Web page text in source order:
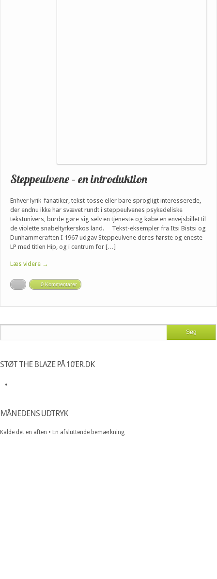
Steppeulvene – en introduktion
Enhver lyrik-fanatiker, tekst-tosse eller bare sprogligt interesserede,
der endnu ikke har svævet rundt i steppeulvenes psykedeliske
tekstunivers, burde gøre sig selv en tjeneste og købe en envejsbillet til
de violette snabeltyrkerskos land. Tekst-eksempler fra Itsi Bistsi og
Dunhammeraften I 1967 udgav Steppeulvene deres første og eneste
LP med titlen Hip, og i centrum for […]
Læs videre →
0 Kommentarer
STØT THE BLAZE PÅ 10’ER.DK
MÅNEDENS UDTRYK
Kalde det en aften • En afsluttende bemærkning